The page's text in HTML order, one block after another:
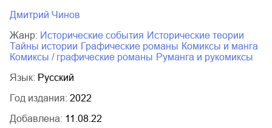
Дмитрий Чинов
Жанр:
исторические события
исторические теории
тайны истории
графические романы
комиксы и манга
комиксы / графические романы
руманга и рукомиксы
Язык: Русский
Год издания: 2022
Добавлена: 11.08.22